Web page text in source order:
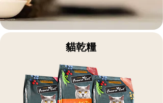
貓乾糧